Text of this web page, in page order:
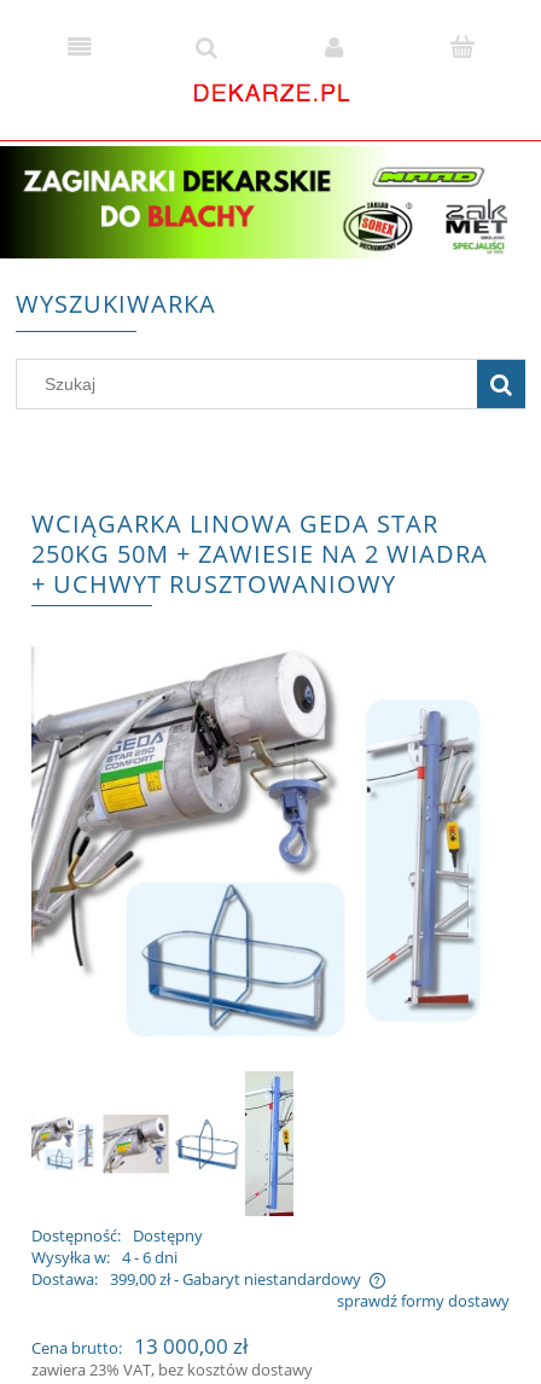
WYSZUKIWARKA
WCIĄGARKA LINOWA GEDA STAR
250KG 50M + ZAWIESIE NA 2 WIADRA
+ UCHWYT RUSZTOWANIOWY
Dostępność:
Dostępny
Wysyłka w: 4 - 6 dni
Dostawa: 399,00 zł- Gabaryt niestandardowy
płatności
sprawdź formy dostawy
Cena brutto: 13 000,00 zł
zawiera 23% VAT, bez kosztów dostawy